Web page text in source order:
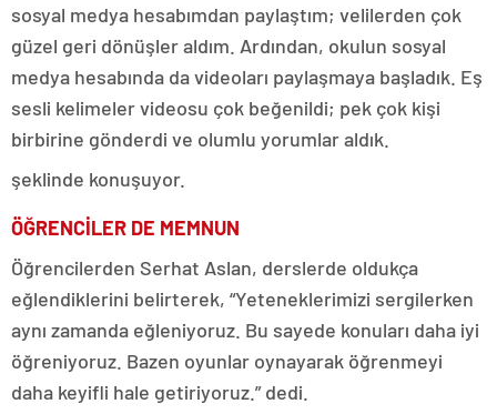
sosyal medya hesabımdan paylaştım; velilerden çok
güzel geri dönüşler aldım. Ardından, okulun sosyal
medya hesabında da videoları paylaşmaya başladık. Eş
sesli kelimeler videosu çok beğenildi; pek çok kişi
birbirine gönderdi ve olumlu yorumlar aldık.
şeklinde konuşuyor.
ÖĞRENCİLER DE MEMNUN
Öğrencilerden Serhat Aslan, derslerde oldukça
eğlendiklerini belirterek, “Yeteneklerimizi sergilerken
aynı zamanda eğleniyoruz. Bu sayede konuları daha iyi
öğreniyoruz. Bazen oyunlar oynayarak öğrenmeyi
daha keyifli hale getiriyoruz.” dedi.